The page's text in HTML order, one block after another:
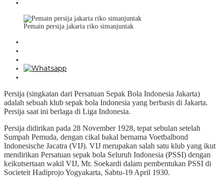
Pemain persija jakarta riko simanjuntak
Persija (singkatan dari Persatuan Sepak Bola Indonesia Jakarta)
adalah sebuah klub sepak bola Indonesia yang berbasis di Jakarta.
Persija saat ini berlaga di Liga Indonesia.
Persija didirikan pada 28 November 1928, tepat sebulan setelah
Sumpah Pemuda, dengan cikal bakal bernama Voetbalbond
Indonesische Jacatra (VIJ). VIJ merupakan salah satu klub yang ikut
mendirikan Persatuan sepak bola Seluruh Indonesia (PSSI) dengan
keikutsertaan wakil VIJ, Mr. Soekardi dalam pembentukan PSSI di
Societeit Hadiprojo Yogyakarta, Sabtu-19 April 1930.